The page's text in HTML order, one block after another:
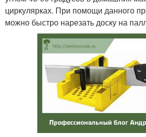
циркулярках. При помощи данного
можно быстро нарезать доску на